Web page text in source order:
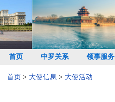
首页 中罗关系 领事服务
首页 > 大使信息 > 大使活动